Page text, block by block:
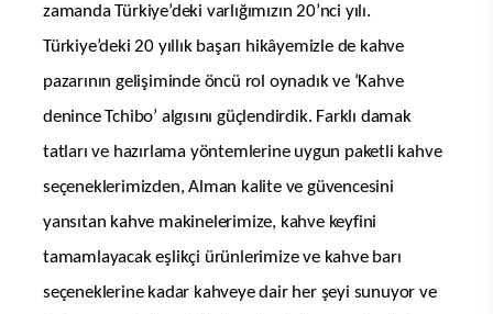
zamanda Türkiye’deki varlığımızın 20’nci yılı.
Türkiye’deki 20 yıllık başarı hikâyemizle de kahve
pazarının gelişiminde öncü rol oynadık ve ‘Kahve
denince Tchibo’ algısını güçlendirdik. Farklı damak
tatları ve hazırlama yöntemlerine uygun paketli kahve
seçeneklerimizden, Alman kalite ve güvencesini
yansıtan kahve makinelerimize, kahve keyfini
tamamlayacak eşlikçi ürünlerimize ve kahve barı
seçeneklerine kadar kahveye dair her şeyi sunuyor ve